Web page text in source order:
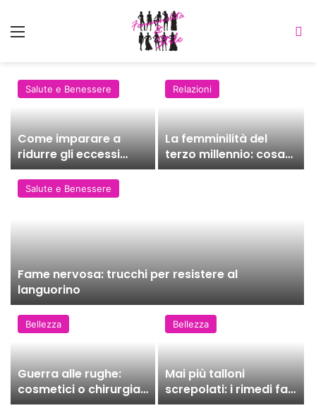
Menu
Salute e Benessere
Fame nervosa: trucchi per resistere al
languorino
Salute e Benessere
Come imparare a
ridurre gli eccessi
alimentari
Relazioni
La femminilità del
terzo millennio: cosa
significa oggi
Bellezza
Guerra alle rughe:
cosmetici o chirurgia?
Le alternative orientali
Bellezza
Mai più talloni
screpolati: i rimedi fai
da te